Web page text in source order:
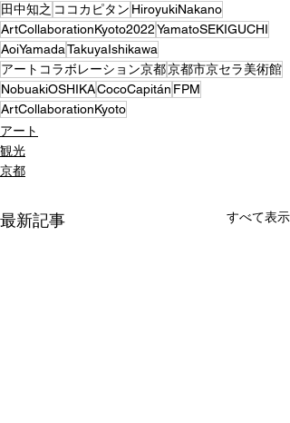
田中知之 ココカピタン HiroyukiNakano
ArtCollaborationKyoto2022YamatoSEKIGUCHI
AoiYamadaTakuyaIshikawa
アートコラボレーション京都京都市京セラ美術館
NobuakiOSHIKACocoCapitán FPM
ArtCollaborationKyoto
アート
観光
京都
最新記事 すべて表示